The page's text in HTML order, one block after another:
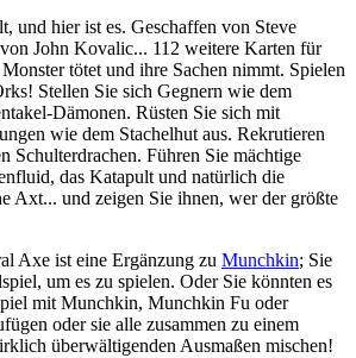
und hier ist es. Geschaffen von Steve
John Kovalic... 112 weitere Karten für
tötet und ihre Sachen nimmt. Spielen
Stellen Sie sich Gegnern wie dem
Dämonen. Rüsten Sie sich mit
wie dem Stachelhut aus. Rekrutieren
Schulterdrachen. Führen Sie mächtige
das Katapult und natürlich die
Axt... und zeigen Sie ihnen, wer der größte
Axe ist eine Ergänzung zu Munchkin; Sie
um es zu spielen. Oder Sie könnten es
mit Munchkin, Munchkin Fu oder
oder sie alle zusammen zu einem
überwältigenden Ausmaßen mischen!